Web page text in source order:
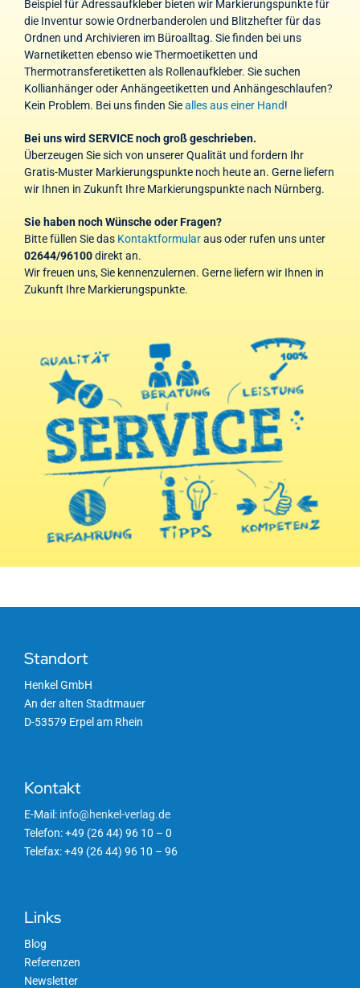
Beispiel für Adressaufkleber bieten wir Markierungspunkte für
die Inventur sowie Ordnerbanderolen und Blitzhefter für das
Ordnen und Archivieren im Büroalltag. Sie finden bei uns
Warnetiketten ebenso wie Thermoetiketten und
Thermotransferetiketten als Rollenaufkleber. Sie suchen
Kollianhänger oder Anhängeetiketten und Anhängeschlaufen?
Kein Problem. Bei uns finden Siealles aus einer Hand!
Bei uns wird SERVICE noch groß geschrieben.
Überzeugen Sie sich von unserer Qualität und fordern Ihr
Gratis-Muster Markierungspunkte noch heute an. Gerne liefern
wir Ihnen in Zukunft Ihre Markierungspunkte nach Nürnberg.
Sie haben noch Wünsche oder Fragen?
Bitte füllen Sie das Kontaktformularaus oder rufen uns unter
02644/96100direkt an.
Wir freuen uns, Sie kennenzulernen. Gerne liefern wir Ihnen in
Zukunft Ihre Markierungspunkte.
Standort
Henkel GmbH
An der alten Stadtmauer
D-53579 Erpel am Rhein
Kontakt
E-Mail: info@henkel-verlag.de
Telefon: +49 (26 44) 96 10 – 0
Telefax: +49 (26 44) 96 10 – 96
Links
Blog
Referenzen
Newsletter